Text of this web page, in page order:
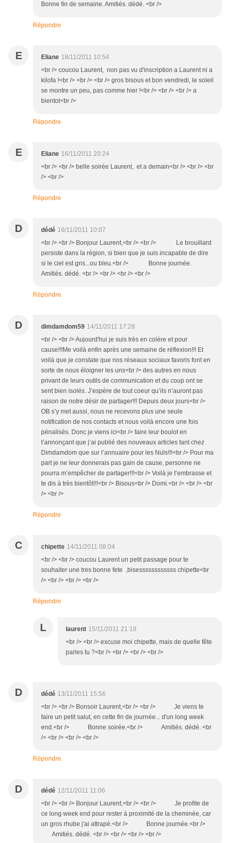
Bonne fin de semaine. Amitiés. dédé. <br />
Répondre
E Eliane 18/11/2011 10:54
<br /> coucou Laurent, non pas vu d'inscription a Laurent ni a
kilofa !<br /> <br /> <br /> gros bisous et bon vendredi, le soleil
se montre un peu, pas comme hier !<br /> <br /> <br /> a
bientot<br />
Répondre
E Eliane 16/11/2011 20:24
<br /> <br /> belle soirée Laurent, et a demain<br /> <br /> <br
/> <br />
Répondre
D dédé 16/11/2011 10:07
<br /> <br /> Bonjour Laurent,<br /> <br /> Le brouillard
persiste dans la région, si bien que je suis incapable de dire
si le ciel est gris...ou bleu.<br /> Bonne journée.
Amitiés. dédé. <br /> <br /> <br /> <br />
Répondre
D dimdamdom59 14/11/2011 17:28
<br /> <br /> Aujourd'hui je suis très en colère et pour
cause!!!Me voilà enfin après une semaine de réflexion!!! Et
voilà que je constate que nos réseaux sociaux favoris font en
sorte de nous éloigner les uns<br /> des autres en nous
privant de leurs outils de communication et du coup ont se
sent bien isolés. J’espère de tout coeur qu’ils n’auront pas
raison de notre désir de partager!!! Depuis deux jours<br />
OB s’y met aussi, nous ne recevons plus une seule
notification de nos contacts et nous voilà encore une fois
pénalisés. Donc je viens ici<br /> faire leur boulot en
t’annonçant que j’ai publié des nouveaux articles tant chez
Dimdamdom que sur l’annuaire pour les Nuls!!!<br /> Pour ma
part je ne leur donnerais pas gain de cause, personne ne
pourra m’empêcher de partager!!!<br /> Voilà je t’embrasse et
te dis à très bientôt!!!<br /> Bisous<br /> Domi.<br /> <br /> <br
/> <br />
Répondre
C chipette 14/11/2011 08:04
<br /> <br /> coucou Laurent un petit passage pour te
souhaiter une tres bonne fete ,bisessssssssssss chipette<br
/> <br /> <br /> <br />
Répondre
L laurent 15/11/2011 21:18
<br /> <br /> excuse moi chipette, mais de quelle fête
parles tu ?<br /> <br /> <br /> <br />
D dédé 13/11/2011 15:56
<br /> <br /> Bonsoir Laurent,<br /> <br /> Je viens te
faire un petit salut, en cette fin de journée... d'un long week
end.<br /> Bonne soirée.<br /> Amitiés. dédé. <br
/> <br /> <br /> <br />
Répondre
D dédé 12/11/2011 11:06
<br /> <br /> Bonjour Laurent,<br /> <br /> Je profite de
ce long week end pour rester à proximité de la cheminée, car
un gros rhube j'ai attrapé.<br /> Bonne journée.<br />
Amitiés. dédé. <br /> <br /> <br /> <br />